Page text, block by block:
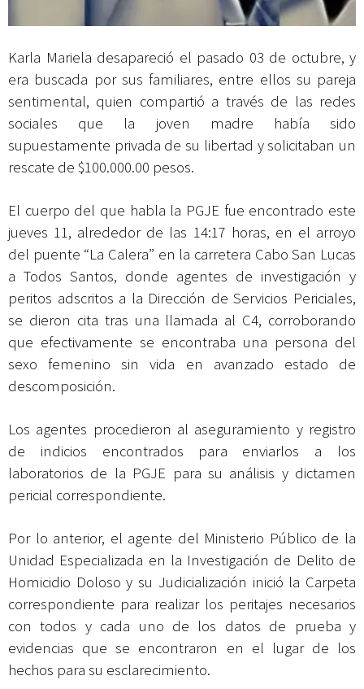
Karla Mariela desapareció el pasado 03 de octubre, y
era buscada por sus familiares, entre ellos su pareja
sentimental, quien compartió a través de las redes
sociales que la joven madre había sido
supuestamente privada de su libertad y solicitaban un
rescate de $100.000.00 pesos.
El cuerpo del que habla la PGJE fue encontrado este
jueves 11, alrededor de las 14:17 horas, en el arroyo
del puente “La Calera” en la carretera Cabo San Lucas
a Todos Santos, donde agentes de investigación y
peritos adscritos a la Dirección de Servicios Periciales,
se dieron cita tras una llamada al C4, corroborando
que efectivamente se encontraba una persona del
sexo femenino sin vida en avanzado estado de
descomposición.
Los agentes procedieron al aseguramiento y registro
de indicios encontrados para enviarlos a los
laboratorios de la PGJE para su análisis y dictamen
pericial correspondiente.
Por lo anterior, el agente del Ministerio Público de la
Unidad Especializada en la Investigación de Delito de
Homicidio Doloso y su Judicialización inició la Carpeta
correspondiente para realizar los peritajes necesarios
con todos y cada uno de los datos de prueba y
evidencias que se encontraron en el lugar de los
hechos para su esclarecimiento.